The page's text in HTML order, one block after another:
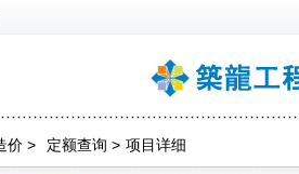
价 > 定额查询 > 项目详细